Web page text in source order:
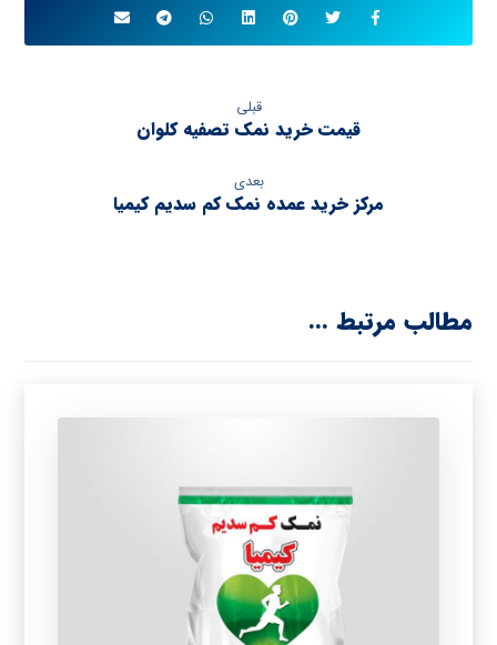
قبلی
قیمت خرید نمک تصفیه کلوان
بعدی
مرکز خرید عمده نمک کم سدیم کیمیا
مطالب مرتبط ...